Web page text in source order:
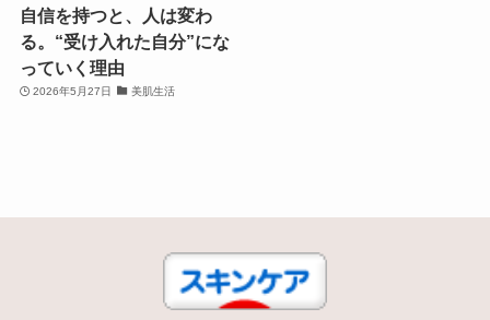
自信を持つと、人は変わ
る。“受け入れた自分”にな
っていく理由
2026年5月27日 美肌生活